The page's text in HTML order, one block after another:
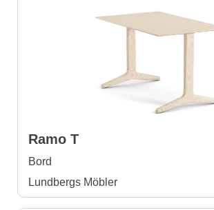
Ramo T
Bord
Lundbergs Möbler